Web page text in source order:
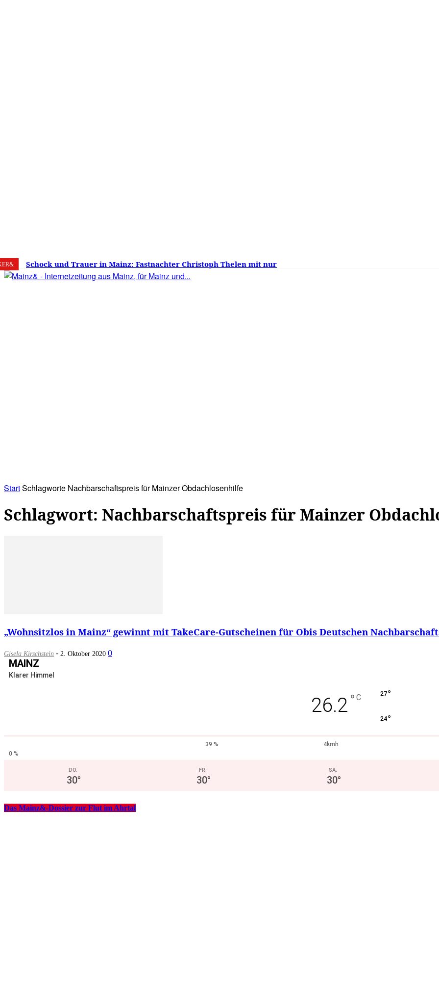
6. August 2026 26.2 Mainz
Schock und Trauer in Mainz: Fastnachter Christoph Thelen mit nur
60 Jahren gestorben – Was ist die Fastnacht ohne…?
StartSchlagworte Nachbarschaftspreis für Mainzer Obdachlosenhilfe
Schlagwort: Nachbarschaftspreis für Mainzer
„Wohnsitzlos in Mainz“ gewinnt mit TakeCare-Gutscheinen für Obis Deutschen
Gisela Kirschstein - 2. Oktober 2020 0
MAINZ
Klarer Himmel
26.2 ° C 27°
24°
39 %
4kmh
0 %
DO.
30°
FR.
30°
SA.
30°
Das Mainz&-Dossier zur Flut im Ahrtal